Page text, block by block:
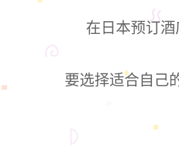
在日本预订
要选择适合自己